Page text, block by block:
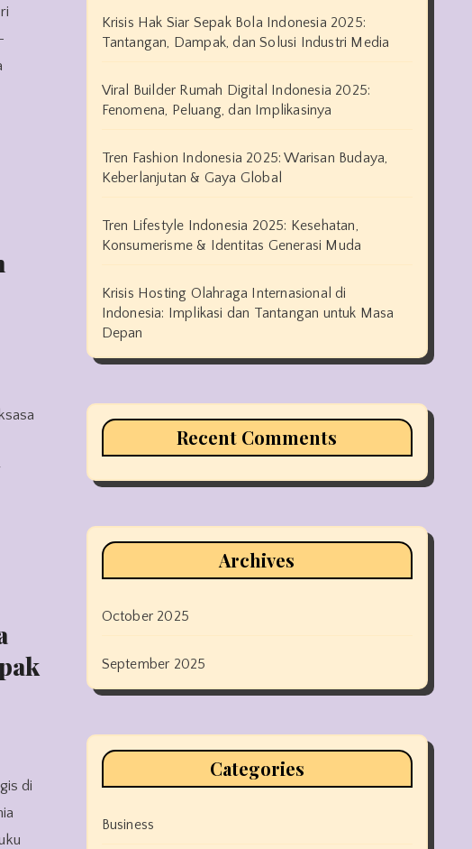
Krisis Hak Siar Sepak Bola Indonesia 2025:
Tantangan, Dampak, dan Solusi Industri Media
Viral Builder Rumah Digital Indonesia 2025:
Fenomena, Peluang, dan Implikasinya
Tren Fashion Indonesia 2025: Warisan Budaya,
Keberlanjutan & Gaya Global
Tren Lifestyle Indonesia 2025: Kesehatan,
Konsumerisme & Identitas Generasi Muda
Krisis Hosting Olahraga Internasional di
Indonesia: Implikasi dan Tantangan untuk Masa
Depan
Recent Comments
Archives
October 2025
September 2025
Categories
Business